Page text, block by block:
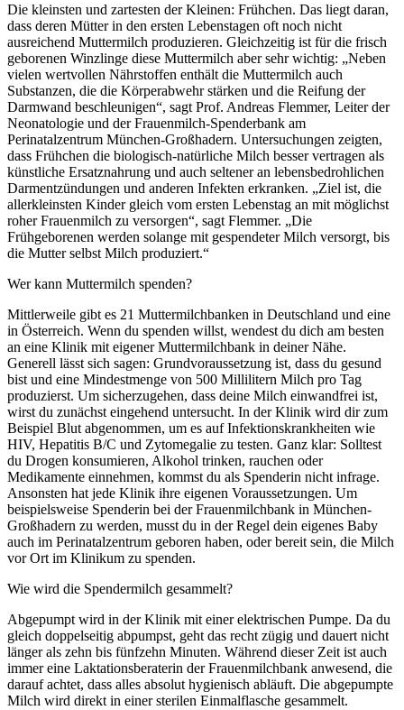
Die kleinsten und zartesten der Kleinen: Frühchen. Das liegt daran,
dass deren Mütter in den ersten Lebenstagen oft noch nicht
ausreichend Muttermilch produzieren. Gleichzeitig ist für die frisch
geborenen Winzlinge diese Muttermilch aber sehr wichtig: „Neben
vielen wertvollen Nährstoffen enthält die Muttermilch auch
Substanzen, die die Körperabwehr stärken und die Reifung der
Darmwand beschleunigen“, sagt Prof. Andreas Flemmer, Leiter der
Neonatologie und der Frauenmilch-Spenderbank am
Perinatalzentrum München-Großhadern. Untersuchungen zeigten,
dass Frühchen die biologisch-natürliche Milch besser vertragen als
künstliche Ersatznahrung und auch seltener an lebensbedrohlichen
Darmentzündungen und anderen Infekten erkranken. „Ziel ist, die
allerkleinsten Kinder gleich vom ersten Lebenstag an mit möglichst
roher Frauenmilch zu versorgen“, sagt Flemmer. „Die
Frühgeborenen werden solange mit gespendeter Milch versorgt, bis
die Mutter selbst Milch produziert.“
Wer kann Muttermilch spenden?
Mittlerweile gibt es 21 Muttermilchbanken in Deutschland und eine
in Österreich. Wenn du spenden willst, wendest du dich am besten
an eine Klinik mit eigener Muttermilchbank in deiner Nähe.
Generell lässt sich sagen: Grundvoraussetzung ist, dass du gesund
bist und eine Mindestmenge von 500 Millilitern Milch pro Tag
produzierst. Um sicherzugehen, dass deine Milch einwandfrei ist,
wirst du zunächst eingehend untersucht. In der Klinik wird dir zum
Beispiel Blut abgenommen, um es auf Infektionskrankheiten wie
HIV, Hepatitis B/C und Zytomegalie zu testen. Ganz klar: Solltest
du Drogen konsumieren, Alkohol trinken, rauchen oder
Medikamente einnehmen, kommst du als Spenderin nicht infrage.
Ansonsten hat jede Klinik ihre eigenen Voraussetzungen. Um
beispielsweise Spenderin bei der Frauenmilchbank in München-
Großhadern zu werden, musst du in der Regel dein eigenes Baby
auch im Perinatalzentrum geboren haben, oder bereit sein, die Milch
vor Ort im Klinikum zu spenden.
Wie wird die Spendermilch gesammelt?
Abgepumpt wird in der Klinik mit einer elektrischen Pumpe. Da du
gleich doppelseitig abpumpst, geht das recht zügig und dauert nicht
länger als zehn bis fünfzehn Minuten. Während dieser Zeit ist auch
immer eine Laktationsberaterin der Frauenmilchbank anwesend, die
darauf achtet, dass alles absolut hygienisch abläuft. Die abgepumpte
Milch wird direkt in einer sterilen Einmalflasche gesammelt.